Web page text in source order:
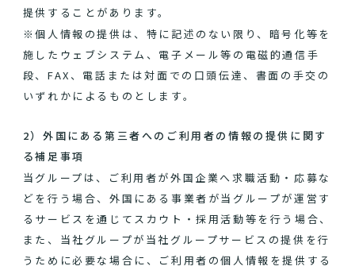
提供することがあります。
※個人情報の提供は、特に記述のない限り、暗号化等を
施したウェブシステム、電子メール等の電磁的通信手
段、FAX、電話または対面での口頭伝達、書面の手交の
いずれかによるものとします。
2）外国にある第三者へのご利用者の情報の提供に関す
る補足事項
当グループは、ご利用者が外国企業へ求職活動・応募な
どを行う場合、外国にある事業者が当グループが運営す
るサービスを通じてスカウト・採用活動等を行う場合、
また、当社グループが当社グループサービスの提供を行
うために必要な場合に、ご利用者の個人情報を提供する